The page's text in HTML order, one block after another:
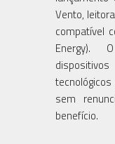
Vento,
compatível
Energy).
sem
benefício.